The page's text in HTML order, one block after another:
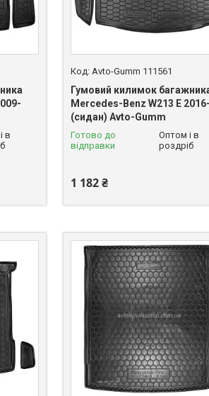
в
Avto-Gumm 111561
Гумовий килимок
Mercedes-Benz W213 E 2016-
(сидан) Avto-Gumm
Готово до
відправки
Оптом і в
роздріб
1 182 ₴